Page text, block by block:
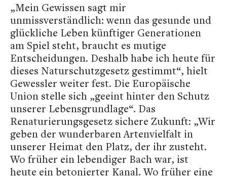
„Mein Gewissen sagt mir
unmissverständlich: wenn das gesunde und
glückliche Leben künftiger Generationen
am Spiel steht, braucht es mutige
Entscheidungen. Deshalb habe ich heute für
dieses Naturschutzgesetz gestimmt“, hielt
Gewessler weiter fest. Die Europäische
Union stelle sich „geeint hinter den Schutz
unserer Lebensgrundlage“. Das
Renaturierungsgesetz sichere Zukunft: „Wir
geben der wunderbaren Artenvielfalt in
unserer Heimat den Platz, der ihr zusteht.
Wo früher ein lebendiger Bach war, ist
heute ein betonierter Kanal. Wo früher eine